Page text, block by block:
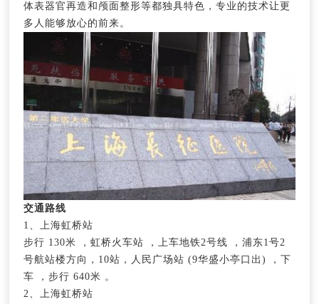
体表器官再造和颅面整形等都独具特色，专业的技术让更
多人能够放心的前来。
交通路线
1、上海虹桥站
步行 130米 ，虹桥火车站 ，上车地铁2号线 ，浦东1号2
号航站楼方向，10站，人民广场站 (9华盛小亭口出) ，下
车 ，步行 640米 。
2、上海虹桥站